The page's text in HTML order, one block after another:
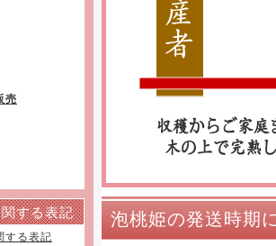
泡桃姫の発送時期
売
する表記
する表記